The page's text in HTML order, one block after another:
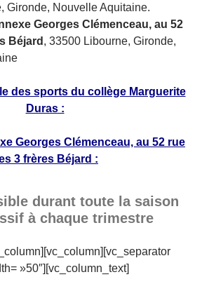
Gironde, Nouvelle Aquitaine.
Georges Clémenceau, au 52
Béjard , 33500 Libourne, Gironde,
des sports du collège Marguerite
Duras :
Georges Clémenceau, au 52 rue
3 frères Béjard :
durant toute la saison
à chaque trimestre
»50″][vc_column_text]